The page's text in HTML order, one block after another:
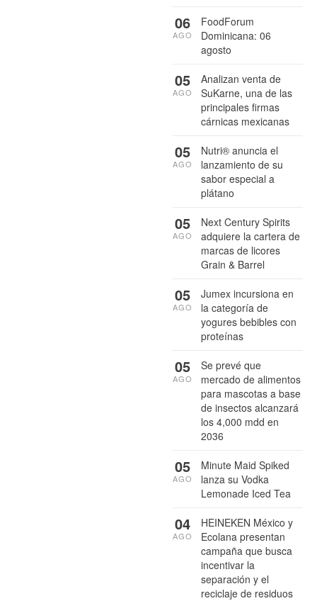
FoodForum
Dominicana: 06
agosto
06
AGO
Analizan venta de
SuKarne, una de las
principales firmas
cárnicas mexicanas
05
AGO
Nutri® anuncia el
lanzamiento de su
sabor especial a
plátano
05
AGO
Next Century Spirits
adquiere la cartera de
marcas de licores
Grain & Barrel
05
AGO
Jumex incursiona en
la categoría de
yogures bebibles con
proteínas
05
AGO
Se prevé que
mercado de alimentos
para mascotas a base
de insectos alcanzará
los 4,000 mdd en
2036
05
AGO
Minute Maid Spiked
lanza su Vodka
Lemonade Iced Tea
05
AGO
HEINEKEN México y
Ecolana presentan
campaña que busca
incentivar la
separación y el
reciclaje de residuos
04
AGO